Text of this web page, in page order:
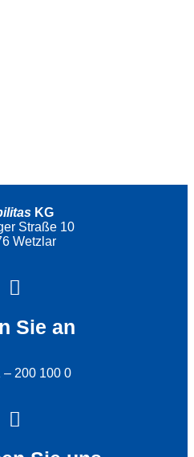
KG
Straße 10
Wetzlar
Sie an
– 200 100 0